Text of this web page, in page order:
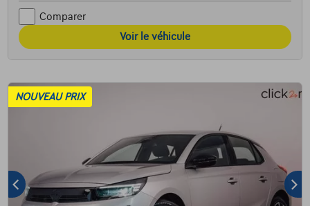
Comparer
Voir le véhicule
NOUVEAU PRIX